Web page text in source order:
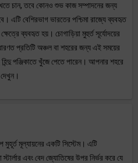
চান, তবে কোনও শুভ কাজ সম্পাদনের জন্য
এটি বেশিরভাগ ভারতের পশ্চিমা রাজ্যে ব্যবহৃত
ব্যবহৃত হয়। চোগাড়িয়া মুহুর্ত সূর্যোদয়ের
প্রতিটি অঞ্চল বা শহরের জন্য এই সময়ের
পঞ্জিকাতে খুঁজে পেতে পারেন। আপনার শহরে
মুহূর্ত মূল্যায়নের একটি সিস্টেম। এটি
এবং বেদ জ্যোতিষের উপর নির্ভর করে যে